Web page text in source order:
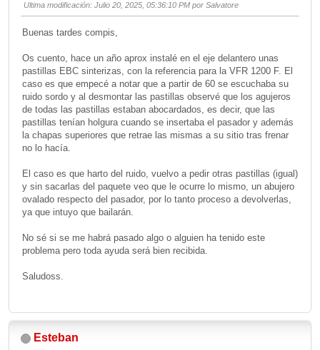
Ultima modificación: Julio 20, 2025, 05:36:10 PM por Salvatore
Buenas tardes compis,
Os cuento, hace un año aprox instalé en el eje delantero unas
pastillas EBC sinterizas, con la referencia para la VFR 1200 F. El
caso es que empecé a notar que a partir de 60 se escuchaba su
ruido sordo y al desmontar las pastillas observé que los agujeros
de todas las pastillas estaban abocardados, es decir, que las
pastillas tenían holgura cuando se insertaba el pasador y además
la chapas superiores que retrae las mismas a su sitio tras frenar
no lo hacía.
El caso es que harto del ruido, vuelvo a pedir otras pastillas (igual)
y sin sacarlas del paquete veo que le ocurre lo mismo, un abujero
ovalado respecto del pasador, por lo tanto proceso a devolverlas,
ya que intuyo que bailarán.
No sé si se me habrá pasado algo o alguien ha tenido este
problema pero toda ayuda será bien recibida.
Saludoss.
Esteban